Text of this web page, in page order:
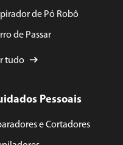
de Pó Robô
de Passar
tudo
Pessoais
e Cortadores